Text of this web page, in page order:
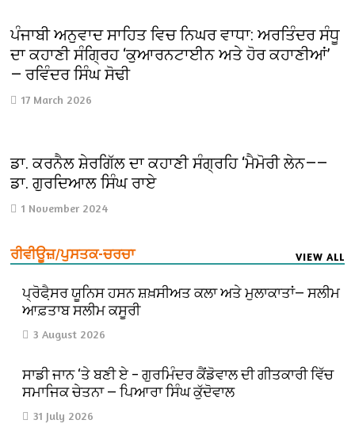
ਪੰਜਾਬੀ ਅਨੁਵਾਦ ਸਾਹਿਤ ਵਿਚ ਨਿਘਰ ਵਾਧਾ: ਅਰਤਿੰਦਰ ਸੰਧੂ
ਦਾ ਕਹਾਣੀ ਸੰਗ੍ਰਿਹ ‘ਕੁਆਰਨਟਾਈਨ ਅਤੇ ਹੋਰ ਕਹਾਣੀਆਂ’
— ਰਵਿੰਦਰ ਸਿੰਘ ਸੋਢੀ
17 March 2026
ਡਾ. ਕਰਨੈਲ ਸ਼ੇਰਗਿੱਲ ਦਾ ਕਹਾਣੀ ਸੰਗ੍ਰਹਿ ‘ਮੈਮੋਰੀ ਲੇਨ——
ਡਾ. ਗੁਰਦਿਆਲ ਸਿੰਘ ਰਾਏ
1 November 2024
ਰੀਵੀਊਜ਼/ਪੁਸਤਕ-ਚਰਚਾ VIEW ALL
ਪ੍ਰੋਫੈ਼ਸਰ ਯੂਨਿਸ ਹਸਨ ਸ਼ਖ਼ਸੀਅਤ ਕਲਾ ਅਤੇ ਮੁਲਾਕਾਤਾਂ— ਸਲੀਮ
ਆਫ਼ਤਾਬ ਸਲੀਮ ਕਸੂਰੀ
3 August 2026
ਸਾਡੀ ਜਾਨ ‘ਤੇ ਬਣੀ ਏ – ਗੁਰਮਿੰਦਰ ਕੈਂਡੋਵਾਲ ਦੀ ਗੀਤਕਾਰੀ ਵਿੱਚ
ਸਮਾਜਿਕ ਚੇਤਨਾ — ਪਿਆਰਾ ਸਿੰਘ ਕੁੱਦੋਵਾਲ
31 July 2026